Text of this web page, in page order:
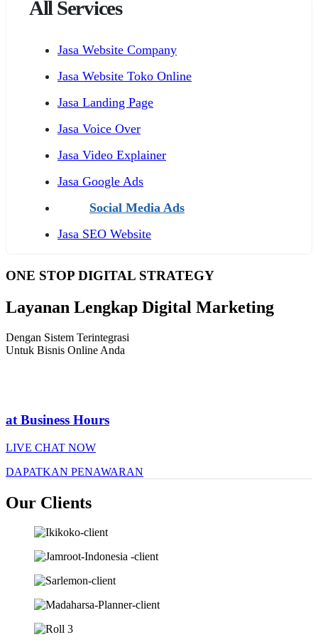
All Services
Jasa Website Company
Jasa Website Toko Online
Jasa Landing Page
Jasa Voice Over
Jasa Video Explainer
Jasa Google Ads
Social Media Ads
Jasa SEO Website
ONE STOP DIGITAL STRATEGY
Layanan Lengkap Digital Marketing
Dengan Sistem Terintegrasi
Untuk Bisnis Online Anda
at Business Hours
LIVE CHAT NOW
DAPATKAN PENAWARAN
Our Clients